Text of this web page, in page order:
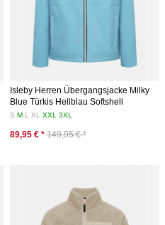
Isleby Herren Übergangsjacke Milky
Blue Türkis Hellblau Softshell
S M L XL XXL 3XL
89,95 € * 149,95 € *